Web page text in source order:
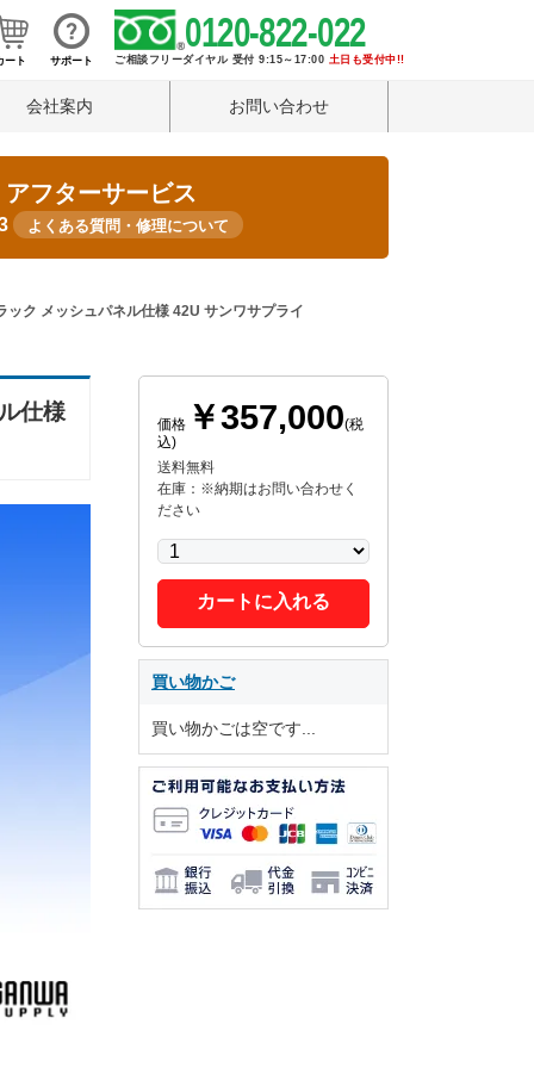
ート サポート
0120-822-022
ご相談フリーダイヤル 受付 9:15～17:00 土日も受付中!!
会社案内 お問い合わせ
フターサービス
よくある質問・修理について
ク メッシュパネル仕様 42U サンワサプライ
仕様
価格 ￥357,000(税
込)
送料無料
在庫：※納期はお問い合わせく
ださい
カートに入れる
買い物かご
買い物かごは空です...